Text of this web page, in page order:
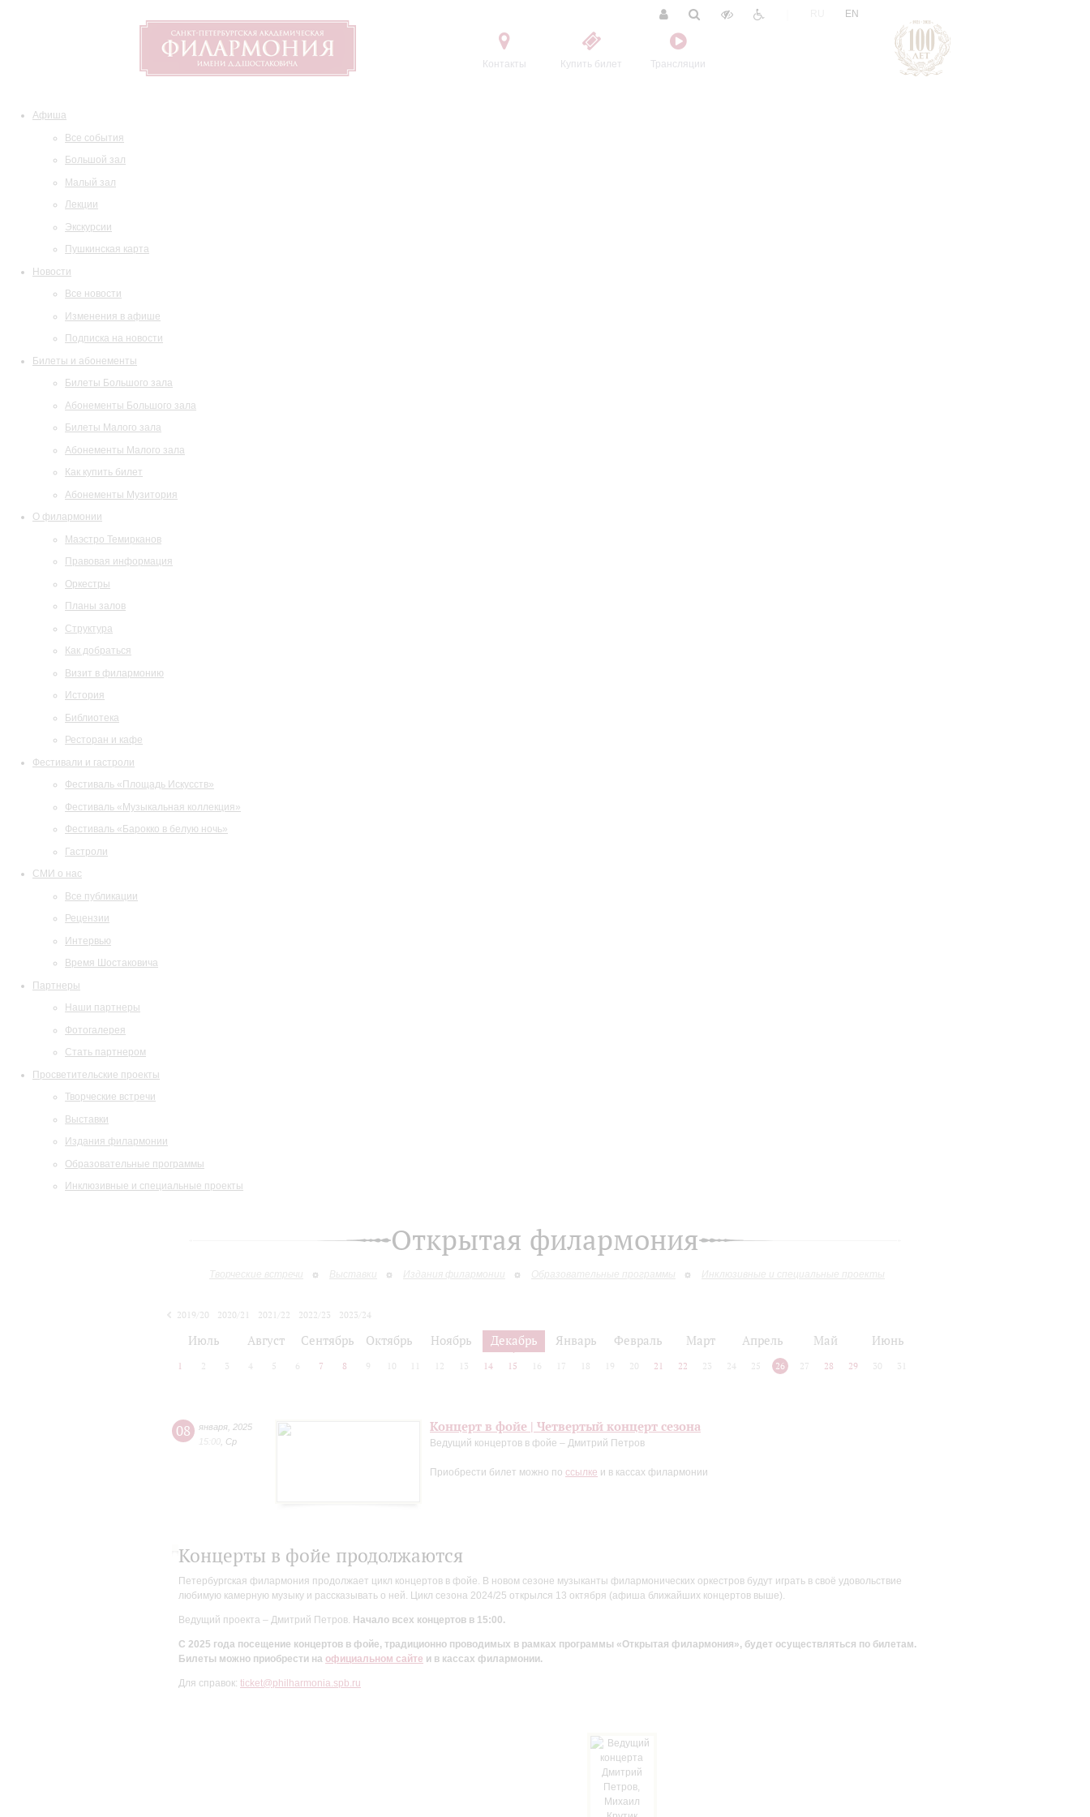
Контакты Купить билет Трансляции
EN
Афиша
Все события
Большой зал
Малый зал
Лекции
Экскурсии
Пушкинская карта
Новости
Все новости
Изменения в афише
Подписка на новости
Билеты и абонементы
Билеты Большого зала
Абонементы Большого зала
Билеты Малого зала
Абонементы Малого зала
Как купить билет
Абонементы Музитория
О филармонии
Маэстро Темирканов
Правовая информация
Оркестры
Планы залов
Структура
Как добраться
Визит в филармонию
История
Библиотека
Ресторан и кафе
Фестивали и гастроли
Фестиваль «Площадь Искусств»
Фестиваль «Музыкальная коллекция»
Фестиваль «Барокко в белую ночь»
Гастроли
СМИ о нас
Все публикации
Рецензии
Интервью
Время Шостаковича
Партнеры
Наши партнеры
Фотогалерея
Стать партнером
Просветительские проекты
Творческие встречи
Выставки
Издания филармонии
Образовательные программы
Инклюзивные и специальные проекты
Открытая филармония
Творческие встречи Выставки Издания филармонии Образовательные программы Инклюзивные и специальные проекты
2019/20 2020/21 2021/22 2022/23
2023/24
Июль Август Сентябрь Октябрь Ноябрь Декабрь Январь Февраль Март Апрель Май Июнь
1 2 3 4 5 6 7 8 9 10 12 13 14 15 16 17 18 19 20 21 22 23 24 25 26 27 28 29 30 31
08 января 2025
15:00 Ср
Концерт в фойе | Четвертый концерт сезона
Ведущий концертов в фойе – Дмитрий Петров
Приобрести билет можно по ссылке и в кассах филармонии
Концерты в фойе продолжаются
Петербургская филармония продолжает цикл концертов в фойе. В новом сезоне музыканты филармонических оркестров будут играть в своё удовольствие
любимую камерную музыку и рассказывать о ней. Цикл сезона 2024/25 открылся 13 октября (афиша ближайших концертов выше).
Ведущий проекта – Дмитрий Петров. Начало всех концертов в 15:00.
С 2025 года посещение концертов в фойе, традиционно проводимых в рамках программы «Открытая филармония», будет осуществляться по билетам.
Билеты можно приобрести на официальном сайте и в кассах филармонии.
Для справок: ticket@philharmonia.spb.ru